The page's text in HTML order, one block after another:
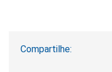
Compartilhe: